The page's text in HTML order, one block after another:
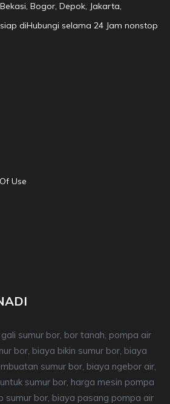
Bogor, Depok, Jakarta,
diHubungi selama 24 Jam nonstop
Use
sumur bor, bor tanah, pompa air
bor, biaya bikin sumur bor, biaya
sumur bor, biaya ngebor air,
sumur bor, harga mesin pompa
sumur bor, biaya pasang pompa air